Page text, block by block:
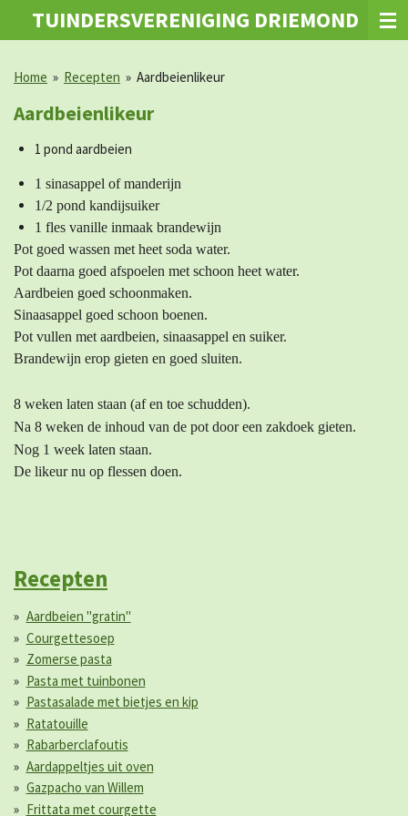
direct
de
TUINDERSVERENIGING DRIEMOND
Home » Recepten » Aardbeienlikeur
Aardbeienlikeur
1 pond aardbeien
1 sinasappel of manderijn
1/2 pond kandijsuiker
1 fles vanille inmaak brandewijn
Pot goed wassen met heet soda water.
Pot daarna goed afspoelen met schoon heet water.
Aardbeien goed schoonmaken.
Sinaasappel goed schoon boenen.
Pot vullen met aardbeien, sinaasappel en suiker.
Brandewijn erop gieten en goed sluiten.
8 weken laten staan (af en toe schudden).
Na 8 weken de inhoud van de pot door een zakdoek gieten.
Nog 1 week laten staan.
De likeur nu op flessen doen.
Recepten
Aardbeien "gratin"
Courgettesoep
Zomerse pasta
Pasta met tuinbonen
Pastasalade met bietjes en kip
Ratatouille
Rabarberclafoutis
Aardappeltjes uit oven
Gazpacho van Willem
Frittata met courgette